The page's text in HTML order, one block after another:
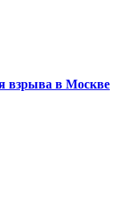
взрыва в Москве